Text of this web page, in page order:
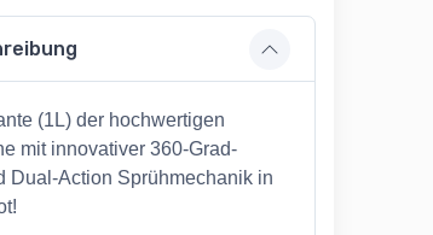
(1L) der hochwertigen
mit innovativer 360-Grad-
Dual-Action Sprühmechanik in